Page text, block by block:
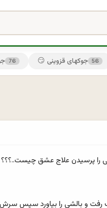
76 😏 جوکهای قزوینی 56